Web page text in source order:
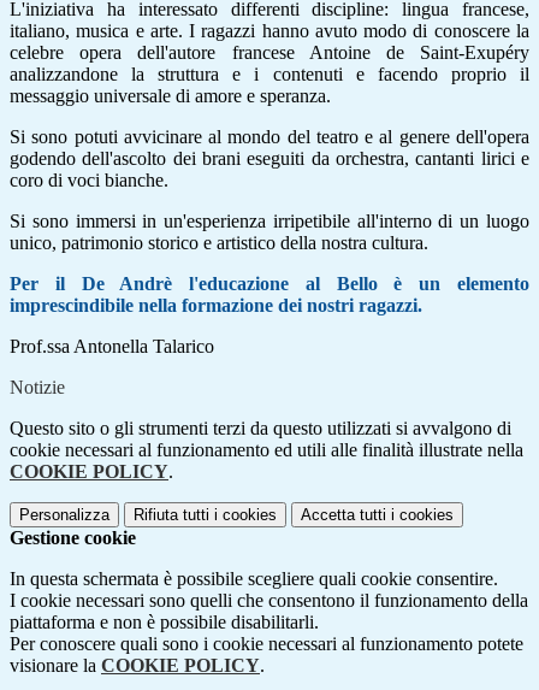
L'iniziativa ha interessato differenti discipline: lingua francese,
italiano, musica e arte. I ragazzi hanno avuto modo di conoscere la
celebre opera dell'autore francese Antoine de Saint-Exupéry
analizzandone la struttura e i contenuti e facendo proprio il
messaggio universale di amore e speranza.
Si sono potuti avvicinare al mondo del teatro e al genere dell'opera
godendo dell'ascolto dei brani eseguiti da orchestra, cantanti lirici e
coro di voci bianche.
Si sono immersi in un'esperienza irripetibile all'interno di un luogo
unico, patrimonio storico e artistico della nostra cultura.
Per il De Andrè l'educazione al Bello è un elemento
imprescindibile nella formazione dei nostri ragazzi.
Prof.ssa Antonella Talarico
Notizie
Questo sito o gli strumenti terzi da questo utilizzati si avvalgono di
cookie necessari al funzionamento ed utili alle finalità illustrate nella
COOKIE POLICY.
Personalizza Rifiuta tutti i cookies Accetta tutti i cookies
Gestione cookie
In questa schermata è possibile scegliere quali cookie consentire.
I cookie necessari sono quelli che consentono il funzionamento della
piattaforma e non è possibile disabilitarli.
Per conoscere quali sono i cookie necessari al funzionamento potete
visionare la COOKIE POLICY.